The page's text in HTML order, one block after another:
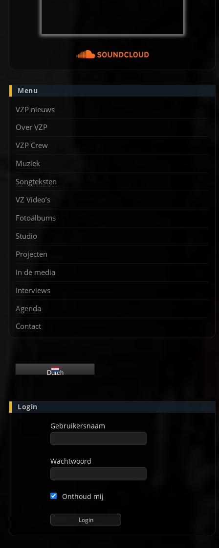
Menu
VZP nieuws
Over VZP
VZP Crew
Muziek
Songteksten
VZ Video’s
Fotoalbums
Studio
Projecten
In de media
Interviews
Agenda
Contact
Dutch
Login
Gebruikersnaam
Wachtwoord
Onthoud mij